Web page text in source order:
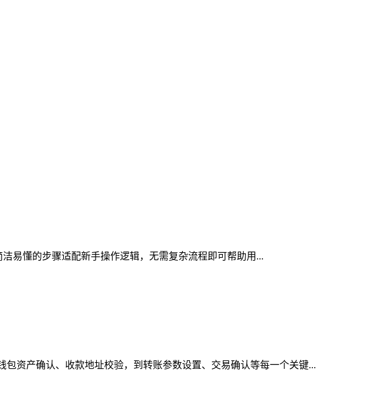
易懂的步骤适配新手操作逻辑，无需复杂流程即可帮助用...
资产确认、收款地址校验，到转账参数设置、交易确认等每一个关键...